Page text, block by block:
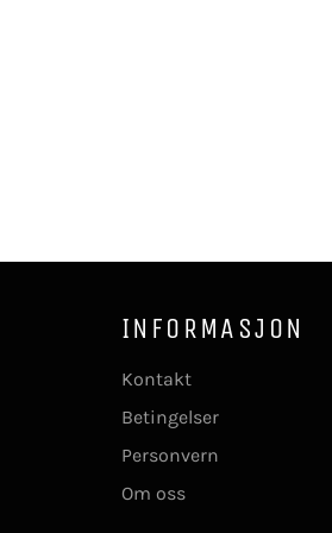
INFORMASJON
Kontakt
Betingelser
Personvern
Om oss